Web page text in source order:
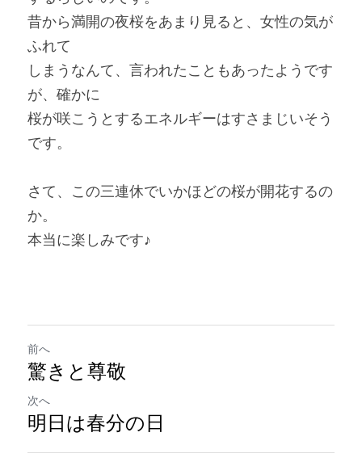
昔から満開の夜桜をあまり見ると、女性の気が
ふれて
しまうなんて、言われたこともあったようです
が、確かに
桜が咲こうとするエネルギーはすさまじいそう
です。
さて、この三連休でいかほどの桜が開花するの
か。
本当に楽しみです♪
前へ
驚きと尊敬
次へ
明日は春分の日